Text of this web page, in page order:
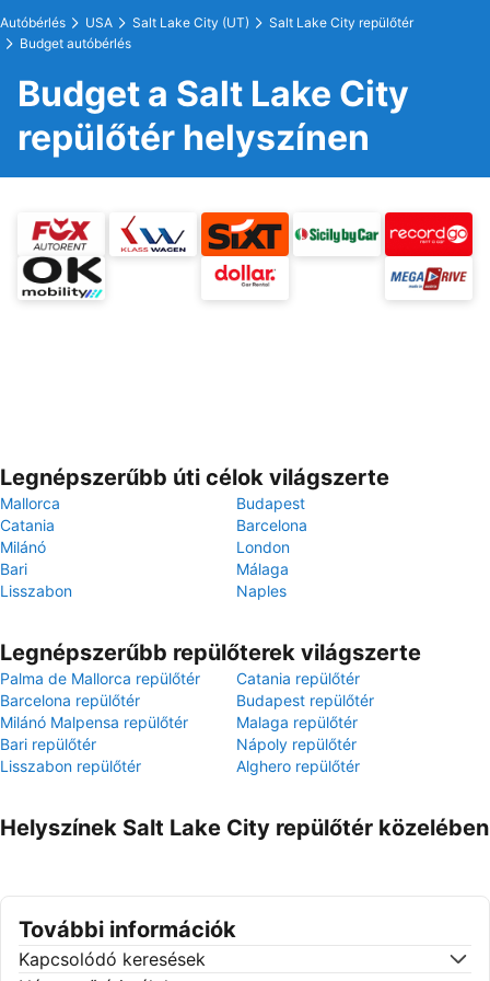
Autóbérlés USA Salt Lake City (UT)
Salt Lake City repülőtér
Budget autóbérlés
Budget a Salt Lake City
repülőtér helyszínen
Legnépszerűbb úti célok világszerte
Mallorca
Budapest
Catania
Barcelona
Milánó
London
Bari
Málaga
Lisszabon
Naples
Legnépszerűbb repülőterek világszerte
Palma de Mallorca repülőtér
Catania repülőtér
Barcelona repülőtér
Budapest repülőtér
Milánó Malpensa repülőtér
Malaga repülőtér
Bari repülőtér
Nápoly repülőtér
Lisszabon repülőtér
Alghero repülőtér
Helyszínek Salt Lake City repülőtér közelében
További információk
Kapcsolódó keresések